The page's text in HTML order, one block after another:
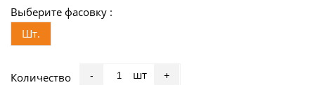
Выберите фасовку :
Шт.
Количество - шт +